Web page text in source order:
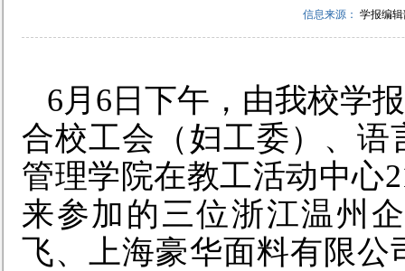
信息来源： 学报编
6月6日下午， 由我校学
合校工会 （ 妇工委） 、语
管理学院在教工活动中心
来参加的三位浙江温州
飞、上海豪华面料有限